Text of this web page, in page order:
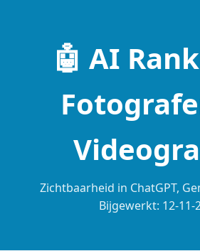
🤖 AI
Zichtbaarheid in ChatGPT,
Bijgewerkt: 12-11-